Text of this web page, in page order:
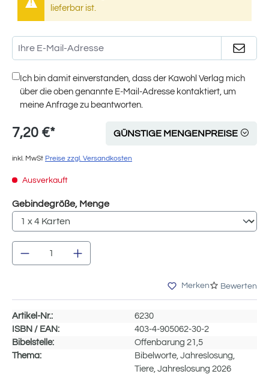
lieferbar ist.
Ich bin damit einverstanden, dass der Kawohl Verlag mich
über die oben genannte E-Mail-Adresse kontaktiert, um
meine Anfrage zu beantworten.
7,20 €* GÜNSTIGE MENGENPREISE
inkl. MwSt Preise zzgl. Versandkosten
Ausverkauft
Gebindegröße, Mengeauswählen
Produkt Anzahl: Gib den gewünschten
Merken Bewerten
Artikel-Nr.:
6230
ISBN / EAN:
403-4-905062-30-2
Bibelstelle:
Offenbarung 21,5
Thema:
Bibelworte, Jahreslosung,
Tiere, Jahreslosung 2026